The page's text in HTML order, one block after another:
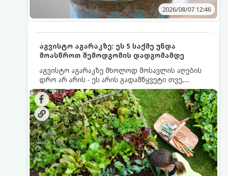
2026/08/07 12:46
აგვისტო აგარაკზე: ეს 5 საქმე უნდა
მოასწროთ შემოდგომის დადგომამდე
აგვისტო აგარაკზე მხოლოდ მოსავლის აღების
დრო არ არის - ეს არის გადამწყვეტი თვე,
როდესაც საფუძველი ეყრება მომავალი წლის
მოსავალს და ბაღი მზადდება შემოდგომა-
ზამთრის სეზონისთვის. იმისათვის, რომ
ნიადაგმა ენერგია აღიდგინოს, ხოლო
მცენარეებმა ზამთარს გაუძლონ, აგვისტოს
ბოლომდე 5 მნიშვნელოვანი საქმის გაკეთება
უნდა მოასწროთ: